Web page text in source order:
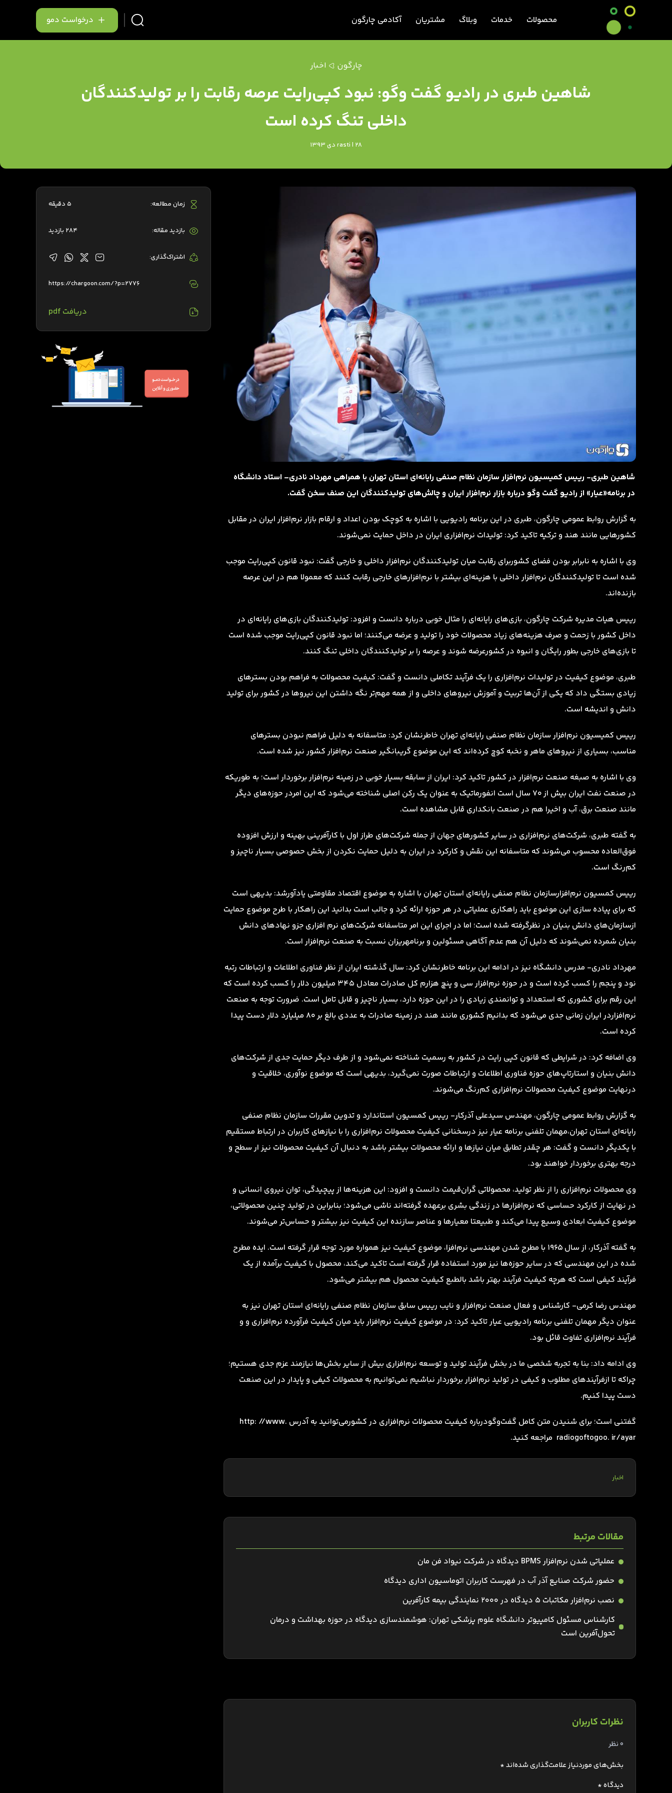
محصولات خدمات وبلاگ مشتریان آکادمی چارگون درخواست دمو
چارگون اخبار
شاهین طبری در رادیو گفت وگو: نبود کپی‌رایت عرصه رقابت را بر تولیدکنندگان
داخلی تنگ کرده است
rasti | 28 دی 1393
شاهین طبری‌- رییس کمیسیون نرم‌افزار سازمان نظام صنفی رایانه‌ای استان تهران با همراهی مهرداد نادری‌– استاد دانشگاه
در برنامه«عیار» از رادیو گفت‌ و‌گو درباره بازار نرم‌افزار ایران و چالش‌های تولیدکنندگان این صنف سخن گفت.
به گزارش روابط عمومی چارگون، طبری در این برنامه رادیویی با اشاره به کوچک بودن اعداد و ارقام بازار نرم‌افزار ایران در مقابل
کشورهایی مانند هند و ترکیه تاکید کرد: تولیدات نرم‌افزاری ایران در داخل حمایت نمی‌شوند.
وی با اشاره به نابرابر بودن فضای کشوربرای رقابت میان تولیدکنندگان نرم‌افزار داخلی و خارجی گفت: نبود قانون کپی‌رایت موجب
شده است تا تولیدکنندگان نرم‌افزار داخلی با هزینه‌ای بیشتر با نرم‌افزارهای خارجی رقابت کنند که معمولا هم در این عرصه
بازنده‌اند.
رییس هیات مدیره شرکت چارگون، بازی‌های رایانه‌ای را مثال خوبی درباره دانست و افزود: تولیدکنندگان بازی‌های رایانه‌ای در
داخل کشور با زحمت و صرف هزینه‌‌های زیاد محصولات خود را تولید و عرضه می‌کنند؛ اما نبود قانون کپی‌رایت موجب شده است
تا بازی‌های خارجی بطور رایگان و انبوه در کشورعرضه شوند و عرصه را بر تولیدکنندگان داخلی تنگ کنند.
طبری، موضوع کیفیت در تولیدات نرم‌افزاری را یک فرآیند تکاملی دانست و گفت: کیفیت محصولات به فراهم بودن بسترهای
زیادی بستگی داد که یکی از آن‌ها تربیت و آموزش نیروهای داخلی و از همه مهم‌تر نگه داشتن این نیرو‌ها در کشور برای تولید
دانش و اندیشه است.
رییس کمیسیون نرم‌افزار سازمان نظام صنفی رایانه‌ای تهران خاطرنشان کرد: متاسفانه به دلیل فراهم نبودن بسترهای
مناسب، بسیاری از نیروهای ماهر و نخبه کوچ کرده‌اند که این موضوع گریبانگیر صنعت نر‌م‌افزار کشور نیز شده است.
وی با اشاره به صبغه صنعت نرم‌افزار در کشور تاکید کرد: ایران از سابقه بسیار خوبی در زمینه نرم‌افزار برخوردار است؛ به طوریکه
در صنعت نفت ایران بیش از ۷۰ سال است انفورماتیک به عنوان یک رکن اصلی شناخته می‌شود که این امردر حوزه‌های دیگر
مانند صنعت برق، آب و اخیرا هم در صنعت بانکداری قابل مشاهده است.
به گفته طبری، شرکت‌های نرم‌افزاری در سایر کشورهای جهان از جمله شرکت‌های طراز اول با کارآفرینی بهینه و ارزش افزوده
فوق‌العاده محسوب می‌شوند که متاسفانه این نقش و کارکرد در ایران به دلیل حمایت نکردن از بخش حصوصی بسیار ناچیز و
کم‌رنگ است.
رییس کمسیون نرم‌افزارسازمان نظام صنفی رایانه‌ای استان تهران با اشاره به موضوع اقتصاد مقاومتی یادآورشد: بدیهی است
که برای پیاده سازی این موضوع باید راهکاری عملیاتی در هر حوزه ارائه کرد و جالب است بدانید این راهکار با طرح موضوع حمایت
ازسازمان‌های دانش بنیان در نظرگرفته شده است؛ اما در اجرای این امر متاسفانه شرکت‌های نرم افزاری جزو نهادهای دانش
بنیان شمرده نمی‌شوند که دلیل آن هم عدم آگاهی مسئولین و برنامهریزان نسبت به صنعت نرم‌افزار است.
مهرداد نادری- مدرس دانشگاه نیز در ادامه این برنامه خاطرنشان کرد: سال گذشته ایران از نظر فناوری اطلاعات و ارتباطات رتبه
نود و پنجم را کسب کرده است و در حوزه نرم‌افزار سی و پنچ هزارم کل صادرات معادل ۳۴۵ میلیون دلار را کسب کرده است که
این رقم برای کشوری که استعداد و توانمندی زیادی را در این حوزه دارد، بسیار ناچیز و قابل تامل است. ضرورت توجه به صنعت
نرم‌افزاردر ایران زمانی جدی می‌شود که بدانیم کشوری مانند هند در زمینه صادرات به عددی بالغ بر ۸۰ میلیارد دلار دست پیدا
کرده است.
وی اضافه کرد: در شرایطی که قانون کپی رایت در کشور به رسمیت شناخته نمی‌شود و از طرف دیگر حمایت جدی از شرکت‌های
دانش بنیان و استارتاپ‌های حوزه فناوری اطلاعات و ارتباطات صورت نمی‌گیرد، بدیهی است که موضوع نوآوری، خلاقیت و
در‌‌نهایت موضوع کیفیت محصولات نرم‌افزاری کم‌رنگ می‌شوند.
به گزارش روابط عمومی چارگون، مهندس سیدعلی آذرکار- رییس کمسیون استاندارد و تدوین مقررات سازمان نظام صنفی
رایانه‌ای استان تهران،مهمان تلفنی برنامه عیار نیز درسخنانی کیفیت محصولات نرم‌افزاری را با نیازهای کاربران در ارتباط مستقیم
با یکدیگر دانست و گفت: هر چقدر تطابق میان نیاز‌ها و ارائه محصولات بیشتر باشد به دنبال آن کیفیت محصولات نیز ار سطح و
درجه بهتری برخوردار خواهند بود.
وی محصولات نرم‌افزاری را از نظر تولید، محصولاتی گران‌قیمت دانست و افزود: این هزینه‌ها از پیچیدگی، توان نیروی انسانی و
در ‌‌نهایت از کارکرد حساسی که نرم‌افزارها در زندگی بشری برعهده گرفته‌اند ناشی می‌شود؛ بنابراین در تولید چنین محصولاتی،
موضوع کیفیت ابعادی وسیع پیدا می‌کند و طبیعتا معیار‌ها و عناصر سازنده این کیفیت نیز بیشتر و حساس‌تر می‌شوند.
به گفته آذرکار، از سال ۱۹۶۵ با مطرح شدن مهندسی نرم‌افزا، موضوع کیفیت نیز همواره مورد توجه قرار گرفته است. ایده مطرح
شده در این مهندسی که در سایر حوزه‌ها نیز مورد استفاده قرار گرفته است تاکید می‌کند، محصول با کیفیت برآمده از یک
فرآیند کیفی است که هرچه کیفیت فرآیند بهتر باشد بالطبع کیفیت محصول هم بیشتر می‌شود.
مهندس رضا کرمی- کار‌شناس و فعال صنعت نر‌م‌افزار و نایب رییس سابق سازمان نظام صنفی رایانه‌ای استان تهران نیز به
عنوان دیگر مهمان تلفنی برنامه رادیویی عیار تاکید کرد: در موضوع کیفیت نر‌م‌افزار باید میان کیفیت فرآورده نرم‌افزاری و و
فرآیند نرم‌افزاری تفاوت قائل بود.
وی ادامه داد: بنا به تجربه شخصی ما در بخش فرآیند تولید و توسعه نرم‌افزاری بیش از سایر بخش‌ها نیازمند عزم جدی هستیم؛
چراکه تا ازفرآیندهای مطلوب و کیفی در تولید نرم‌افزار برخوردار نباشیم نمی‌توانیم به محصولات کیفی و پایدار در این صنعت
دست پیدا کنیم.
گفتنی است؛ برای شنیدن متن کامل گفت‌وگودرباره کیفیت محصولات نرم‌افزاری در کشورمی‌توانید به آدرس http: //www.
radiogoftogoo. ir/ayar مراجعه کنید.
اخبار
مقالات مرتبط
عملیاتی شدن نرم‌افزار BPMS دیدگاه در شرکت نیواد فن مان
حضور شرکت صنایع آذر آب در فهرست کاربران اتوماسیون اداری دیدگاه
نصب نرم‌افزار مکاتبات 5 دیدگاه در 2000 نمایندگی بیمه کارآفرین
کارشناس مسئول کامپیوتر دانشگاه علوم پزشکی تهران: هوشمندسازی دیدگاه در حوزه بهداشت و درمان
تحول‌آفرین است
نظرات کاربران
0 نظر
بخش‌های موردنیاز علامت‌گذاری شده‌اند*
دیدگاه*
زمان مطالعه: 5 دقیقه
بازدید مقاله: 284 بازدید
اشتراک‌گذاری:
https://chargoon.com/?p=2776
دریافت pdf